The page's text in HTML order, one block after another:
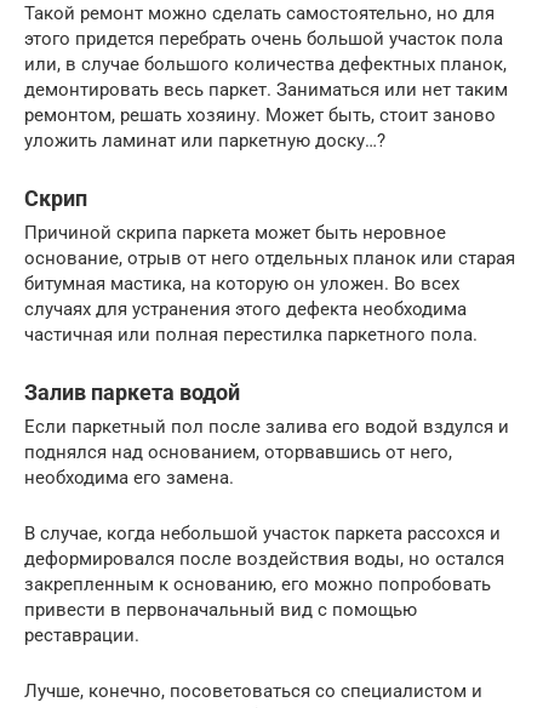
Такой ремонт можно сделать самостоятельно, но для
этого придется перебрать очень большой участок пола
или, в случае большого количества дефектных планок,
демонтировать весь паркет. Заниматься или нет таким
ремонтом, решать хозяину. Может быть, стоит заново
уложить ламинат или паркетную доску…?
Скрип
Причиной скрипа паркета может быть неровное
основание, отрыв от него отдельных планок или старая
битумная мастика, на которую он уложен. Во всех
случаях для устранения этого дефекта необходима
частичная или полная перестилка паркетного пола.
Залив паркета водой
Если паркетный пол после залива его водой вздулся и
поднялся над основанием, оторвавшись от него,
необходима его замена.
В случае, когда небольшой участок паркета рассохся и
деформировался после воздействия воды, но остался
закрепленным к основанию, его можно попробовать
привести в первоначальный вид с помощью
реставрации.
Лучше, конечно, посоветоваться со специалистом и